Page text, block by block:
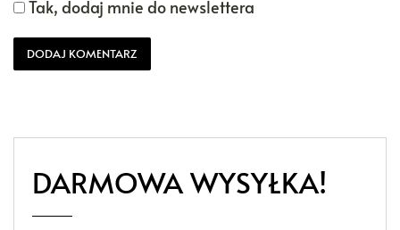
Tak, dodaj mnie do newslettera
DARMOWA WYSYŁKA!